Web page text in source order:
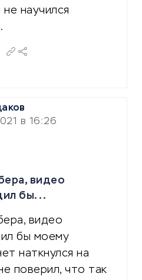
научился
в 16:26
видео
бы...
видео
бы моему
наткнулся на
поверил, что так